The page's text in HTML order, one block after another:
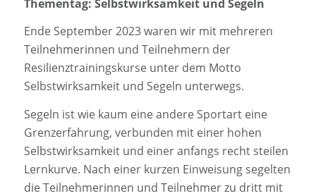
Thementag: Selbstwirksamkeit und Segeln
Ende September 2023 waren wir mit mehreren
Teilnehmerinnen und Teilnehmern der
Resilienztrainingskurse unter dem Motto
Selbstwirksamkeit und Segeln unterwegs.
Segeln ist wie kaum eine andere Sportart eine
Grenzerfahrung, verbunden mit einer hohen
Selbstwirksamkeit und einer anfangs recht steilen
Lernkurve. Nach einer kurzen Einweisung segelten
die Teilnehmerinnen und Teilnehmer zu dritt mit